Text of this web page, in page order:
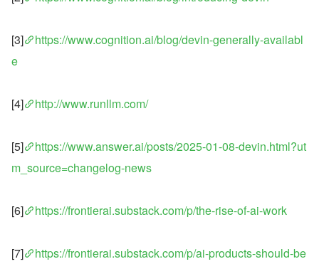
[3]
https://www.cognition.ai/blog/devin-generally-availabl
e
[4] http://www.runllm.com/
[5]
https://www.answer.ai/posts/2025-01-08-devin.html?ut
m_source=changelog-news
[6] https://frontierai.substack.com/p/the-rise-of-ai-work
[7]
https://frontierai.substack.com/p/ai-products-should-be